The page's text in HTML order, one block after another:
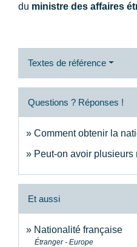
du ministre des affaires
Textes de référence
Questions ? Réponses !
Comment obtenir la
Peut-on avoir
Et aussi
Nationalité française
Étranger - Europe